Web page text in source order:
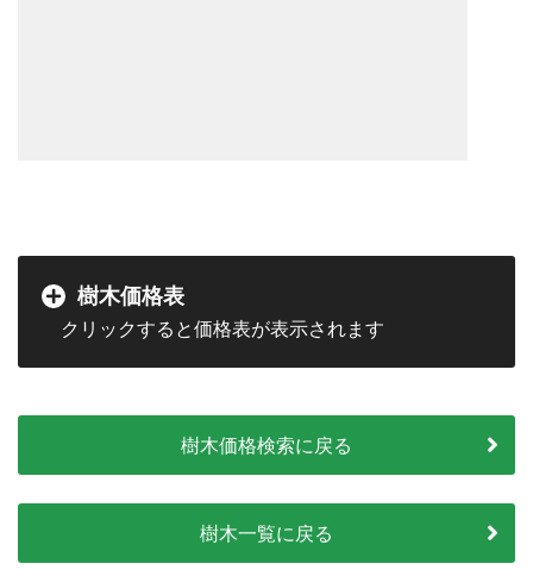
樹木価格表
樹木価格検索に戻る
樹木一覧に戻る